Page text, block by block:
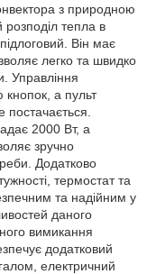
з природною
тепла в
Він має
легко та швидко
Управління
кнопок, а пульт
постачається.
2000 Вт, а
зручно
Додатково
термостат та
та надійним у
даного
вимикання
додатковий
електричний